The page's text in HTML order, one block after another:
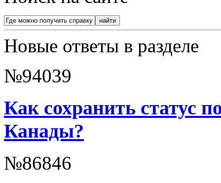
Новые ответы в разделе
№94039
Как сохранить статус
Канады?
№86846